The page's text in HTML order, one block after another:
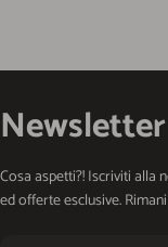
Newsletter
Cosa aspetti?! Iscriviti alla
ed offerte esclusive.